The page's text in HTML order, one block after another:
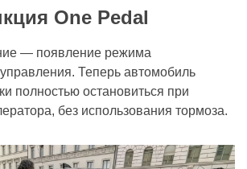
One Pedal
— появление режима
Теперь автомобиль
полностью остановиться при
без использования тормоза.